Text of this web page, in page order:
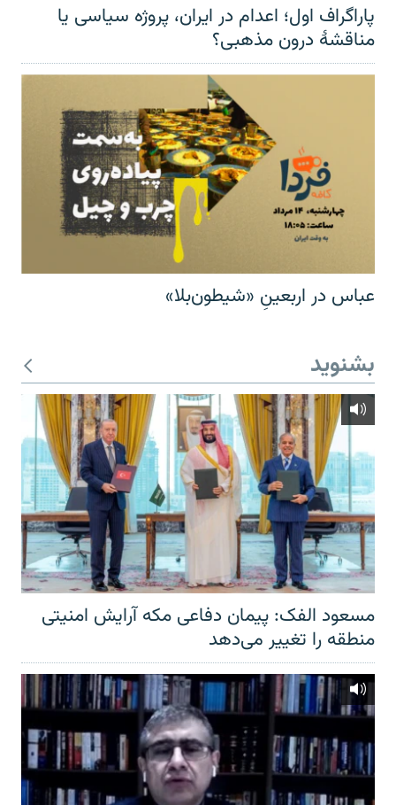
پاراگراف اول؛ اعدام در ایران، پروژه سیاسی یا
مناقشهٔ درون مذهبی؟
عباس در اربعینِ «شیطون‌بلا»
بشنوید
مسعود الفک: پیمان دفاعی مکه آرایش امنیتی
منطقه را تغییر می‌دهد